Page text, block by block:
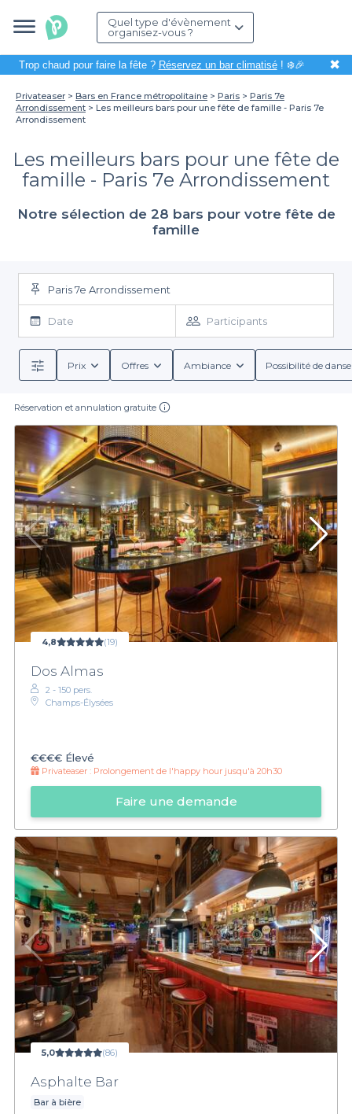
Quel type d'évènement
organisez-vous ?
Trop chaud pour faire la fête ? Réservez un bar climatisé! ❄️🎉 ✖
Privateaser Bars en France métropolitaine Paris
Paris 7e
Arrondissement
Les meilleurs bars pour une fête de famille - Paris 7e
Arrondissement
Les meilleurs bars pour une fête de
famille - Paris 7e Arrondissement
Notre sélection de 28 bars pour votre fête de
famille
Paris 7e Arrondissement
Date Participants
Prix Offres Ambiance Possibilité de
Réservation et annulation gratuite
4,8 (19)
Dos Almas
2 - 150 pers.
Champs-Élysées
€€€€ Élevé
Privateaser : Prolongement de l'happy hour jusqu'à 20h30
Faire une demande
5,0 (86)
Asphalte Bar
Bar à bière